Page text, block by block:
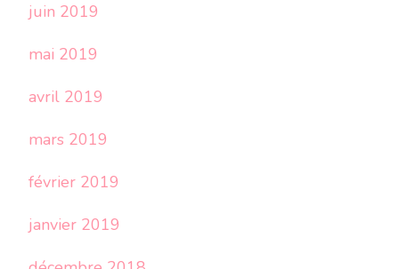
juin 2019
mai 2019
avril 2019
mars 2019
février 2019
janvier 2019